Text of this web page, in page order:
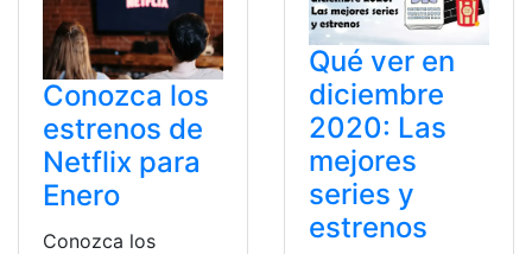
Conozca los
estrenos de
Netflix para
Enero
Conozca los
Qué ver en
diciembre
2020: Las
mejores
series y
estrenos